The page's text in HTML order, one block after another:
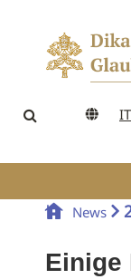
IT
News
Einige